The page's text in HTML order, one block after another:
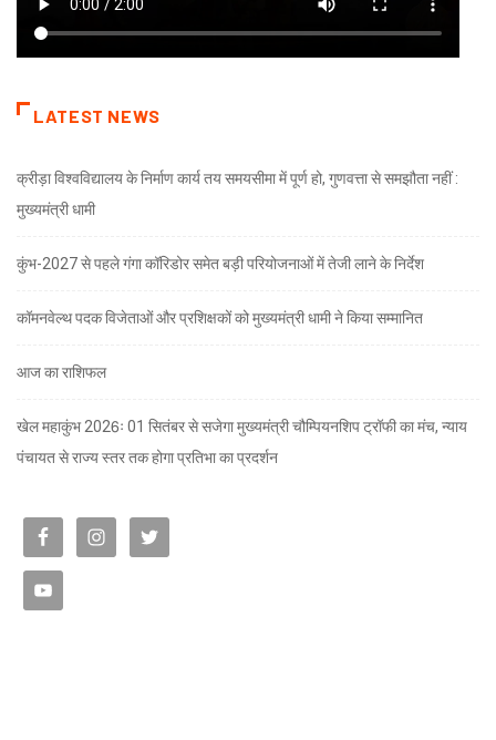
LATEST NEWS
क्रीड़ा विश्वविद्यालय के निर्माण कार्य तय समयसीमा में पूर्ण हो, गुणवत्ता से समझौता नहीं :
मुख्यमंत्री धामी
कुंभ-2027 से पहले गंगा कॉरिडोर समेत बड़ी परियोजनाओं में तेजी लाने के निर्देश
कॉमनवेल्थ पदक विजेताओं और प्रशिक्षकों को मुख्यमंत्री धामी ने किया सम्मानित
आज का राशिफल
खेल महाकुंभ 2026ः 01 सितंबर से सजेगा मुख्यमंत्री चौम्पियनशिप ट्रॉफी का मंच, न्याय
पंचायत से राज्य स्तर तक होगा प्रतिभा का प्रदर्शन